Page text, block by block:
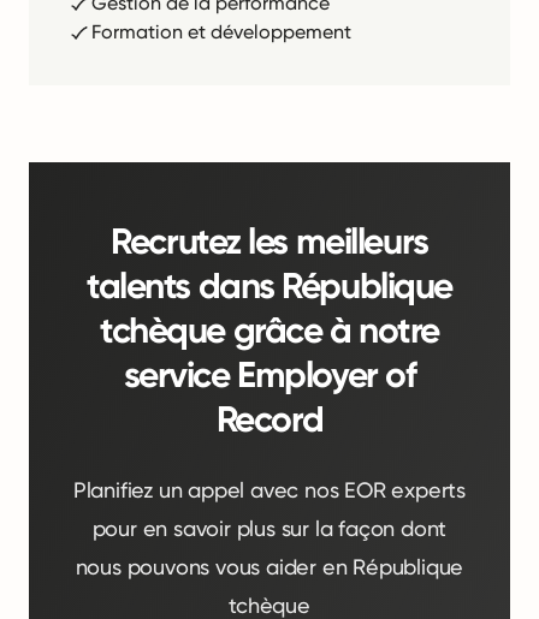
Formation et développement
Recrutez les meilleurs
talents dans République
tchèque grâce à notre
service Employer of
Record
Planifiez un appel avec nos EOR experts
pour en savoir plus sur la façon dont
nous pouvons vous aider en République
tchèque